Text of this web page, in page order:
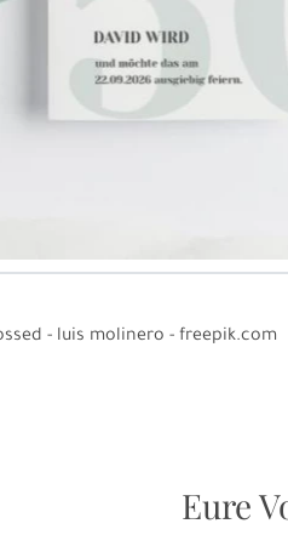
- luis molinero - freepik.com
Eure